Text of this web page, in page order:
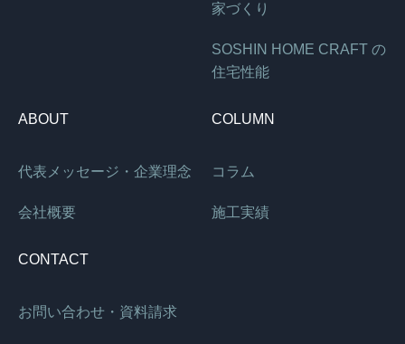
家づくり
SOSHIN HOME CRAFT の
住宅性能
ABOUT
代表メッセージ・企業理念
会社概要
COLUMN
コラム
施工実績
CONTACT
お問い合わせ・資料請求